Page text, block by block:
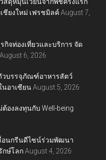
สดุหมุนเวียนจากพืชครั้งแรก
ยงใหม่ เฟรชมิลค์ August 7,
กิจท่องเที่ยวและบริการ จัด
August 6, 2026
ตัวบรรจุภัณฑ์อาหารสัตว์
นอาเซียน August 5, 2026
องลงทุนกับ Well-being
อนกรีนดีไซน์ร่วมพัฒนา
กษ์โลก August 4, 2026